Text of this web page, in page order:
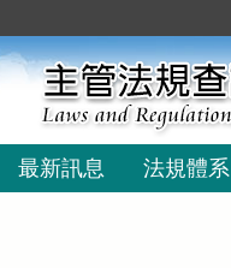
最新訊息 法規體系